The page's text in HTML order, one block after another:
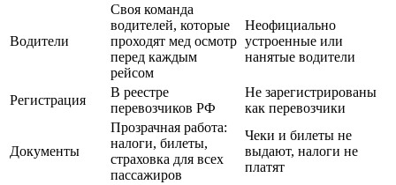
Водители
Своя команда
водителей, которые
проходят мед осмотр
перед каждым
рейсом
Неофициально
устроенные или
нанятые водители
Регистрация
В реестре
перевозчиков РФ
Не зарегистрированы
как перевозчики
Документы
Прозрачная работа:
налоги, билеты,
страховка для всех
пассажиров
Чеки и билеты не
выдают, налоги не
платят